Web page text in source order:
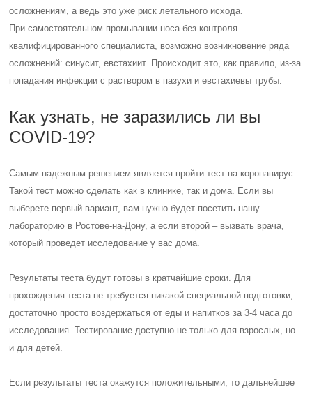
осложнениям, а ведь это уже риск летального исхода.
При самостоятельном промывании носа без контроля
квалифицированного специалиста, возможно возникновение ряда
осложнений: синусит, евстахиит. Происходит это, как правило, из-за
попадания инфекции с раствором в пазухи и евстахиевы трубы.
Как узнать, не заразились ли вы
COVID-19?
Самым надежным решением является пройти тест на коронавирус.
Такой тест можно сделать как в клинике, так и дома. Если вы
выберете первый вариант, вам нужно будет посетить нашу
лабораторию в Ростове-на-Дону, а если второй – вызвать врача,
который проведет исследование у вас дома.
Результаты теста будут готовы в кратчайшие сроки. Для
прохождения теста не требуется никакой специальной подготовки,
достаточно просто воздержаться от еды и напитков за 3-4 часа до
исследования. Тестирование доступно не только для взрослых, но
и для детей.
Если результаты теста окажутся положительными, то дальнейшее